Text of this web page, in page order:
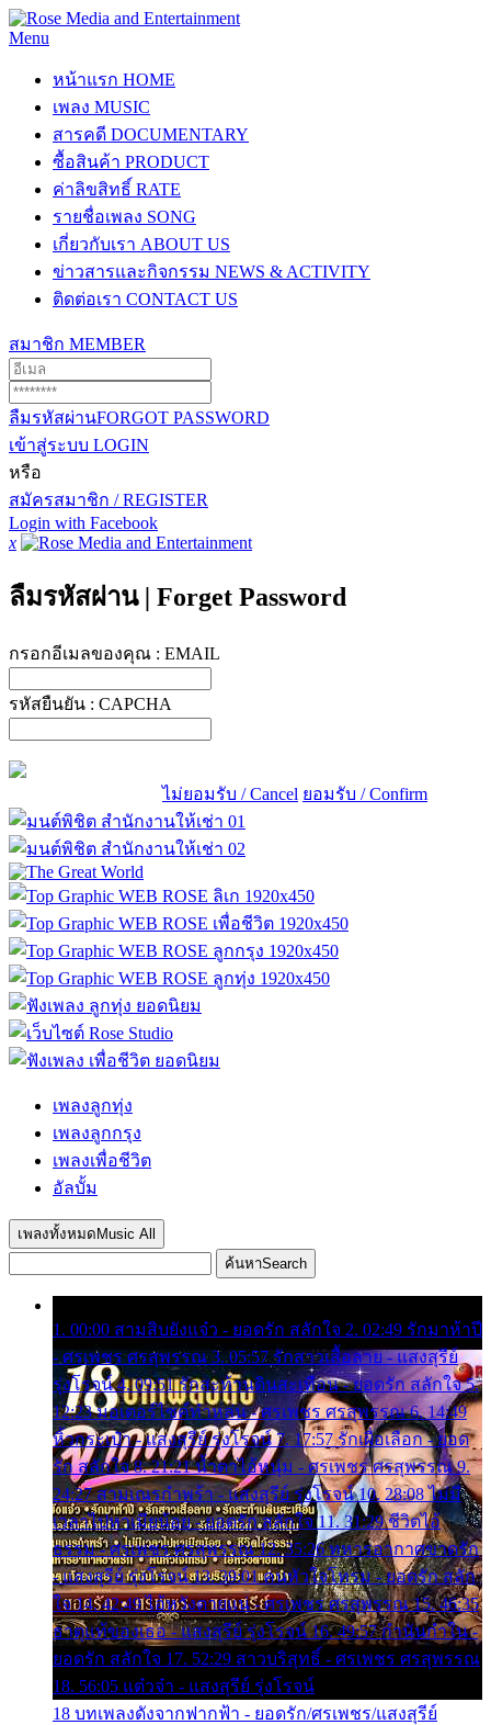
Menu
หน้าแรก HOME
เพลง MUSIC
สารคดี DOCUMENTARY
ซื้อสินค้า PRODUCT
ค่าลิขสิทธิ์ RATE
รายชื่อเพลง SONG
เกี่ยวกับเรา ABOUT US
ข่าวสารและกิจกรรม NEWS & ACTIVITY
ติดต่อเรา CONTACT US
สมาชิก MEMBER
ลืมรหัสผ่านFORGOT PASSWORD
เข้าสู่ระบบ LOGIN
หรือ
สมัครสมาชิก / REGISTER
Login with Facebook
x
ลืมรหัสผ่าน | Forget Password
กรอกอีเมลของคุณ : EMAIL
รหัสยืนยัน : CAPCHA
ไม่ยอมรับ / Cancel ยอมรับ / Confirm
เพลงลูกทุ่ง
เพลงลูกกรุง
เพลงเพื่อชีวิต
อัลบั้ม
เพลงทั้งหมด Music All
ค้นหาSearch
1. 00:00 สามสิบยังแจ๋ว - ยอดรัก สลักใจ 2. 02:49 รักมาห้าปี
- ศรเพชร ศรสุพรรณ 3. 05:57 รักสาวเสื้อลาย - แสงสุรีย์
รุ่งโรจน์ 4. 09:51 รักสะท้านดินสะเทือน - ยอดรัก สลักใจ 5.
12:23 มอเตอร์ไซค์ทำหล่น - ศรเพชร ศรสุพรรณ 6. 14:49
หิ้วกระเป๋า - แสงสุรีย์ รุ่งโรจน์ 7. 17:57 รักเผื่อเลือก - ยอด
รัก สลักใจ 8. 21:21 น้ำตาไอ้หนุ่ม - ศรเพชร ศรสุพรรณ 9.
24:27 สามเณรกำพร้า - แสงสุรีย์ รุ่งโรจน์ 10. 28:08 ไม่มี
เวลาไปหาเมียน้อย - ยอดรัก สลักใจ 11. 31:29 ชีวิตไอ้
ธรรม - ศรเพชร ศรสุพรรณ 12. 35:26 ทหารอากาศขาดรัก
- แสงสุรีย์ รุ่งโรจน์ 13. 39:01 คนหัวใจโทรม - ยอดรัก สลัก
ใจ 14. 42:49 ไอ้หวังตายแน่ - ศรเพชร ศรสุพรรณ 15. 46:35
ธาตุแท้ของเธอ - แสงสุรีย์ รุ่งโรจน์ 16. 49:57 กำนันกำใน -
ยอดรัก สลักใจ 17. 52:29 สาวบริสุทธิ์ - ศรเพชร ศรสุพรรณ
18. 56:05 แต๋วจ๋า - แสงสุรีย์ รุ่งโรจน์
18 บทเพลงดังจากฟากฟ้า - ยอดรัก/ศรเพชร/แสงสุรีย์